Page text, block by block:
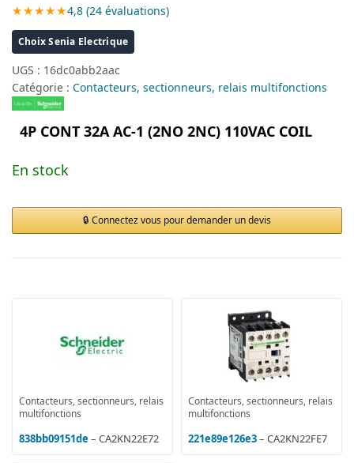
★★★★★4,8 (24 évaluations)
Choix Senia Electrique
UGS : 16dc0abb2aac
Catégorie : Contacteurs, sectionneurs, relais multifonctions
4P CONT 32A AC-1 (2NO 2NC) 110VAC COIL
En stock
Connectez vous pour demander un devis
Contacteurs, sectionneurs, relais
multifonctions
838bb09151de– CA2KN22E72
Contacteurs, sectionneurs, relais
multifonctions
221e89e126e3– CA2KN22FE7